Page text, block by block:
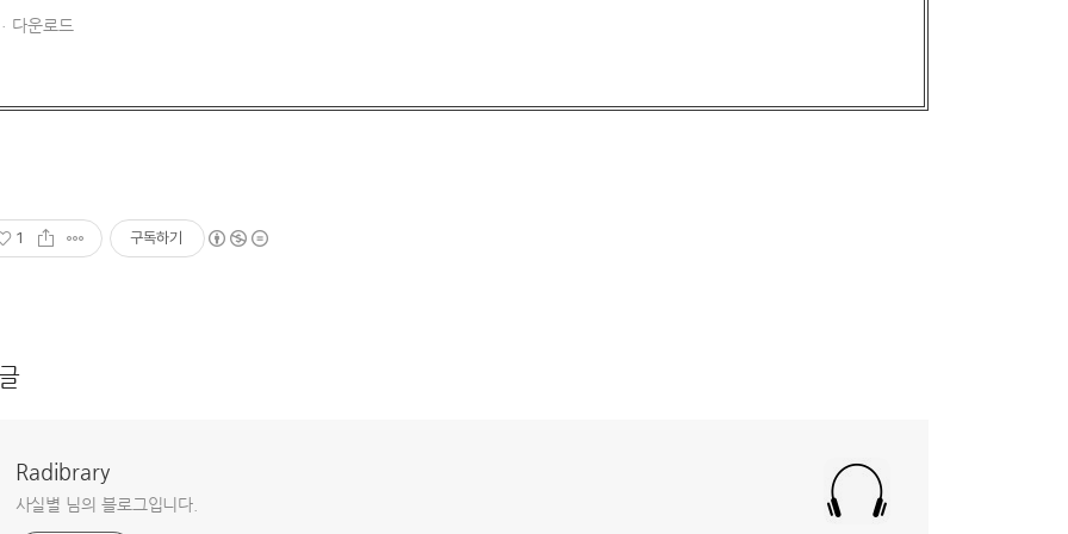
다운로드
1 구독하기
Radibrary
사실별 님의 블로그입니다.